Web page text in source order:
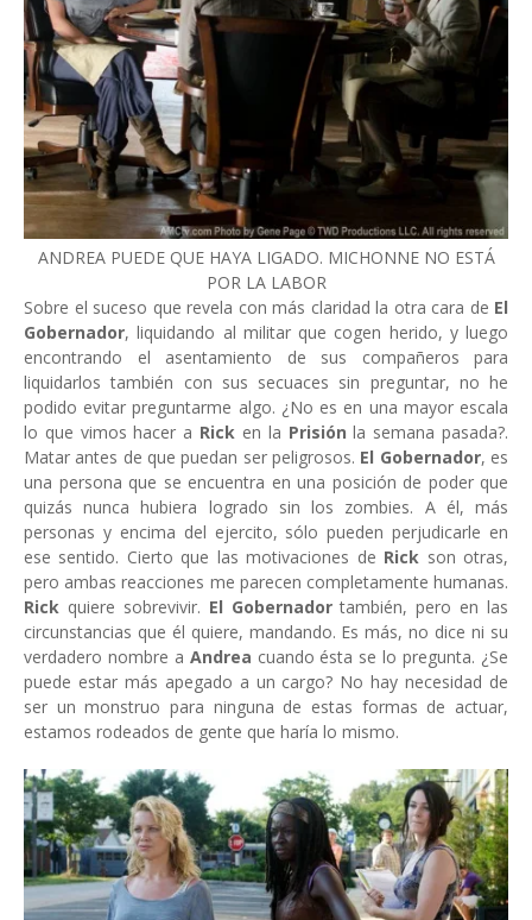
ANDREA PUEDE QUE HAYA LIGADO. MICHONNE NO ESTÁ
POR LA LABOR
Sobre el suceso que revela con más claridad la otra cara de El
Gobernador, liquidando al militar que cogen herido, y luego
encontrando el asentamiento de sus compañeros para
liquidarlos también con sus secuaces sin preguntar, no he
podido evitar preguntarme algo. ¿No es en una mayor escala
lo que vimos hacer a Rick en la Prisión la semana pasada?.
Matar antes de que puedan ser peligrosos. El Gobernador, es
una persona que se encuentra en una posición de poder que
quizás nunca hubiera logrado sin los zombies. A él, más
personas y encima del ejercito, sólo pueden perjudicarle en
ese sentido. Cierto que las motivaciones de Rick son otras,
pero ambas reacciones me parecen completamente humanas.
Rick quiere sobrevivir. El Gobernadortambién, pero en las
circunstancias que él quiere, mandando. Es más, no dice ni su
verdadero nombre a Andrea cuando ésta se lo pregunta. ¿Se
puede estar más apegado a un cargo? No hay necesidad de
ser un monstruo para ninguna de estas formas de actuar,
estamos rodeados de gente que haría lo mismo.